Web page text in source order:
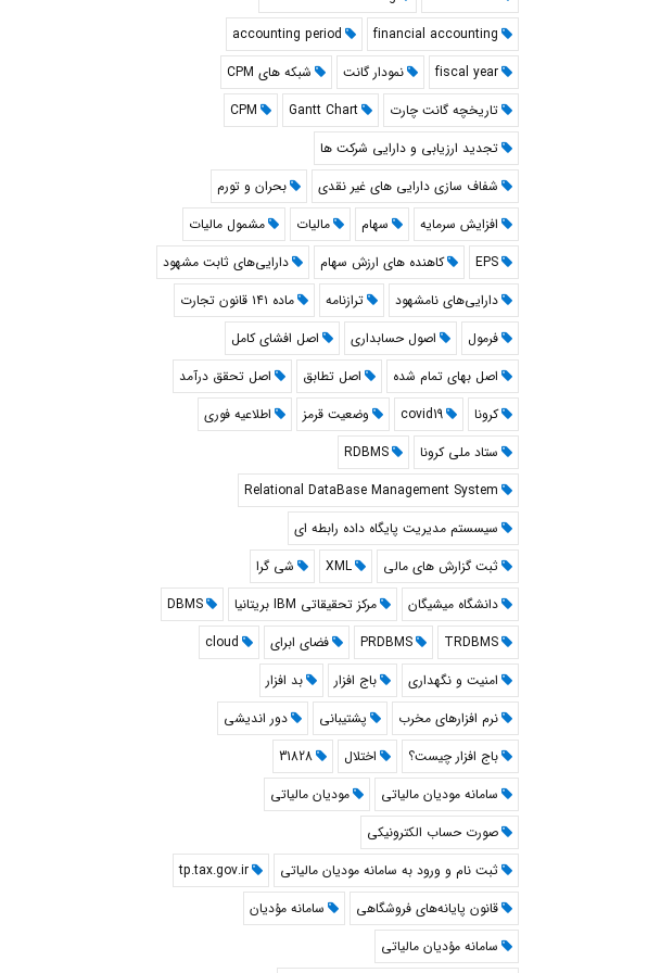
financial accounting
accounting period
fiscal year
نمودار گانت
شبکه های CPM
تاريخچه گانت چارت
Gantt Chart
CPM
تجدید ارزیابی و دارایی شرکت ها
شفاف سازی دارایی های غیر نقدی
بحران و تورم
افزایش سرمایه
سهام مالیات
مشمول مالیات
EPS
کاهنده های ارزش سهام
دارایی‌های ثابت مشهود
دارایی‌های نامشهود
ترازنامه
ماده ۱۴۱ قانون تجارت
فرمول
اصول حسابداری
اصل افشای کامل
اصل بهای تمام شده
اصل تطابق
اصل تحقق درآمد
کرونا
covid19 وضعیت قرمز
اطلاعیه فوری
ستاد ملی کرونا
RDBMS
Relational DataBase Management System
سیسستم مدیریت پایگاه داده رابطه ای
ثبت گزارش های مالی
XML
شی گرا
دانشگاه میشیگان
مرکز تحقیقاتی IBM بریتانیا
DBMS
TRDBMS
PRDBMS فضای ابرای
cloud
امنیت و نگهداری
باج افزار
بد افزار
نرم افزارهای مخرب
پشتیبانی
دور اندیشی
باج افزار چیست؟
اختلال
31828
سامانه مودیان مالیاتی
مودیان مالیاتی
صورت حساب الکترونیکی
ثبت نام و ورود به سامانه مودیان مالیاتی
tp.tax.gov.ir
قانون پایانه‌های فروشگاهی
سامانه مؤدیان
سامانه مؤدیان مالیاتی